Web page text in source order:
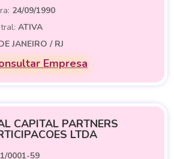
24/09/1990
ATIVA
JANEIRO / RJ
Empresa
CAPITAL PARTNERS
LTDA
0001-59